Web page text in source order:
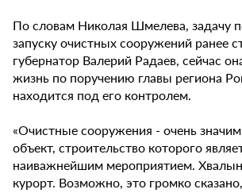
По словам Николая Шмелева, задачу
запуску очистных сооружений ранее
губернатор Валерий Радаев, сейчас
жизнь по поручению главы региона
находится под его контролем.
«Очистные сооружения - очень
объект, строительство которого
наиважнейшим мероприятием.
курорт. Возможно, это громко